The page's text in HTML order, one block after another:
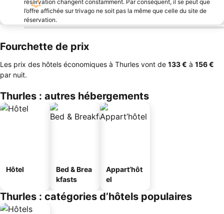
réservation changent constamment. Par conséquent, il se peut que
l’offre affichée sur trivago ne soit pas la même que celle du site de
réservation.
Fourchette de prix
Les prix des hôtels économiques à Thurles vont de ‎133 € à ‎156 €
par nuit.
Thurles : autres hébergements
Hôtel
Bed & Brea
kfasts
Appart’hôt
el
Thurles : catégories d’hôtels populaires